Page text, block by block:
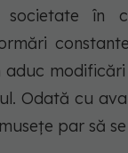
societate în
aduc
Odată cu
par să